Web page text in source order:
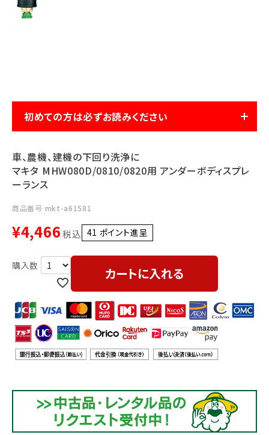
補修部品
利用ガイド FAQ
メールでのお問い合わせ
info@agriz.net
FAXでのご注文
0739-72-4532
初めての方は必ずお読みください
車、農機、建機の下回り洗浄に
マキタ MHW080D/0810/0820用 アンダーボディスプレ
ーランス
商品番号 mkt-a61581
¥4,466 税込 41 ポイント進呈 ]
カートに入れる